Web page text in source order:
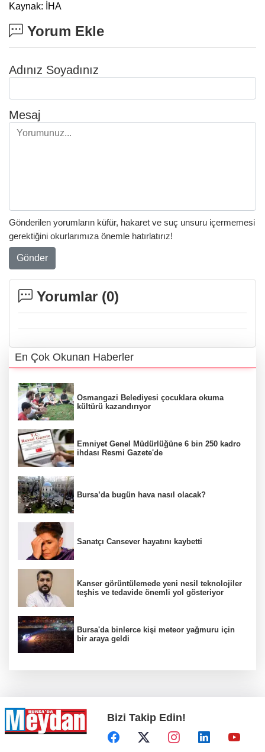
Kaynak: İHA
Yorum Ekle
Adınız Soyadınız
Mesaj
Gönderilen yorumların küfür, hakaret ve suç unsuru içermemesi
gerektiğini okurlarımıza önemle hatırlatırız!
Gönder
Yorumlar (0)
En Çok Okunan Haberler
Osmangazi Belediyesi çocuklara okuma
kültürü kazandırıyor
Emniyet Genel Müdürlüğüne 6 bin 250 kadro
ihdası Resmi Gazete'de
Bursa’da bugün hava nasıl olacak?
Sanatçı Cansever hayatını kaybetti
Kanser görüntülemede yeni nesil teknolojiler
teşhis ve tedavide önemli yol gösteriyor
Bursa'da binlerce kişi meteor yağmuru için
bir araya geldi
Bizi Takip Edin!